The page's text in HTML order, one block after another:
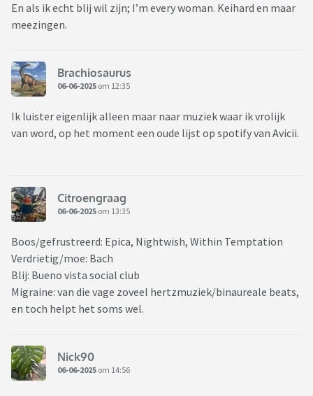
En als ik echt blij wil zijn; I’m every woman. Keihard en maar
meezingen.
Brachiosaurus
06-06-2025 om 12:35
Ik luister eigenlijk alleen maar naar muziek waar ik vrolijk
van word, op het moment een oude lijst op spotify van Avicii.
Citroengraag
06-06-2025 om 13:35
Boos/gefrustreerd: Epica, Nightwish, Within Temptation
Verdrietig/moe: Bach
Blij: Bueno vista social club
Migraine: van die vage zoveel hertzmuziek/binaureale beats,
en toch helpt het soms wel.
Nick90
06-06-2025 om 14:56